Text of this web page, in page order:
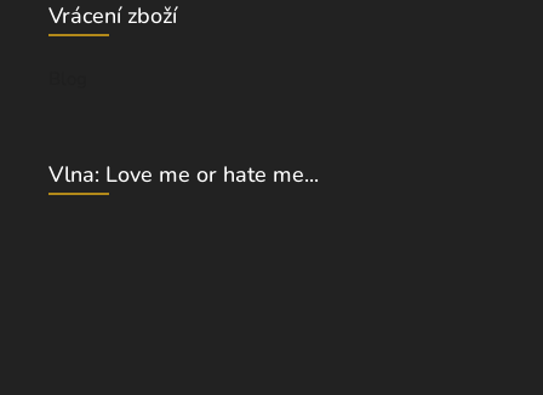
Vrácení zboží
Vlna: Love me or hate me...